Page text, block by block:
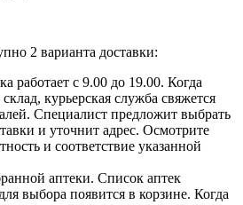
2 варианта доставки:
работает с 9.00 до 19.00. Когда
курьерская служба свяжется
Специалист предложит выбрать
и уточнит адрес. Осмотрите
и соответствие указанной
аптеки. Список аптек
выбора появится в корзине. Когда